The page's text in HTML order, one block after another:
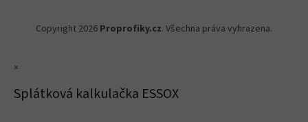
Copyright 2026 Proprofiky.cz. Všechna práva vyhrazena.
×
Splátková kalkulačka ESSOX